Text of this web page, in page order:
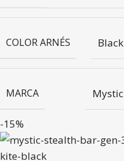
COLOR ARNÉS Black
MARCA Mystic
-15%